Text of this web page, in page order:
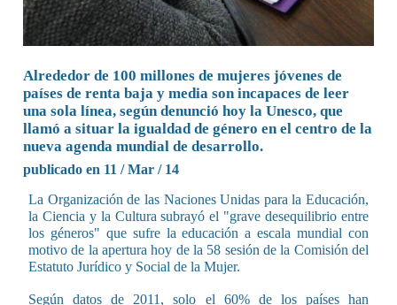
Alrededor de 100 millones de mujeres jóvenes de
países de renta baja y media son incapaces de leer
una sola línea, según denunció hoy la Unesco, que
llamó a situar la igualdad de género en el centro de la
nueva agenda mundial de desarrollo.
publicado en 11 / Mar / 14
La Organización de las Naciones Unidas para la Educación,
la Ciencia y la Cultura subrayó el "grave desequilibrio entre
los géneros" que sufre la educación a escala mundial con
motivo de la apertura hoy de la 58 sesión de la Comisión del
Estatuto Jurídico y Social de la Mujer.
Según datos de 2011, solo el 60% de los países han